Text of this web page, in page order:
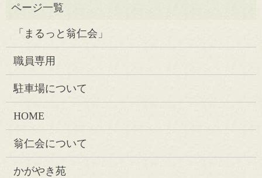
「まるっと翁仁会」
職員専用
駐車場について
HOME
翁仁会について
かがやき苑